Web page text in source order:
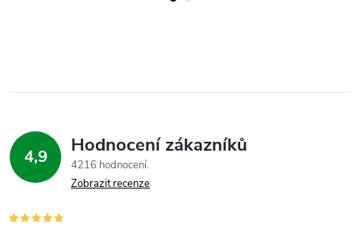
4,9 Hodnocení zákazníků
4216 hodnocení
Zobrazit recenze